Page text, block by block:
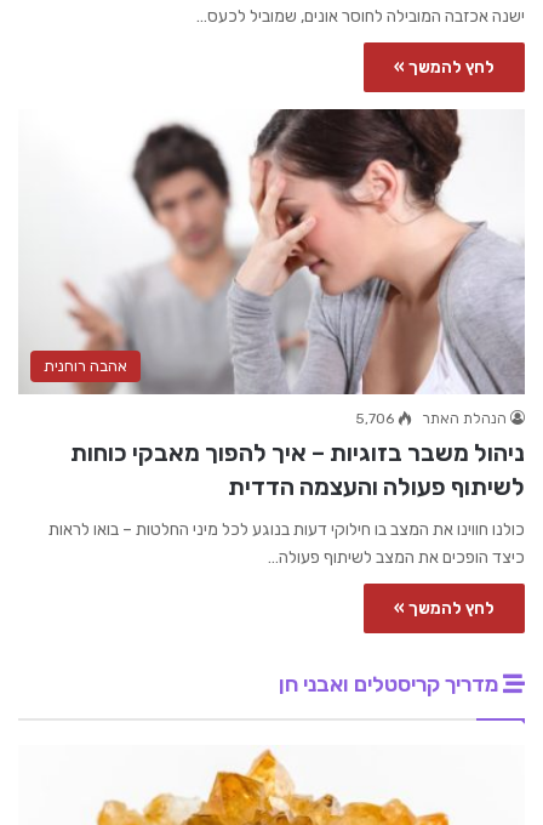
ישנה אכזבה המובילה לחוסר אונים, שמוביל לכעס…
לחץ להמשך »
אהבה רוחנית
הנהלת האתר 5,706
ניהול משבר בזוגיות – איך להפוך מאבקי כוחות
לשיתוף פעולה והעצמה הדדית
כולנו חווינו את המצב בו חילוקי דעות בנוגע לכל מיני החלטות – בואו לראות
כיצד הופכים את המצב לשיתוף פעולה…
לחץ להמשך »
מדריך קריסטלים ואבני חן